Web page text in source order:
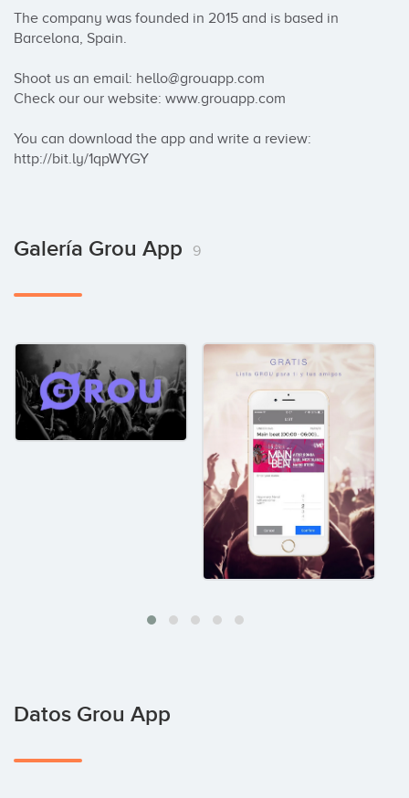
The company was founded in 2015 and is based in
Barcelona, Spain.
Shoot us an email: hello@grouapp.com
Check our our website: www.grouapp.com
You can download the app and write a review:
http://bit.ly/1qpWYGY
Galería Grou App 9
Datos Grou App